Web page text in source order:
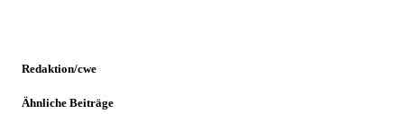
Redaktion/cwe
Ähnliche Beiträge